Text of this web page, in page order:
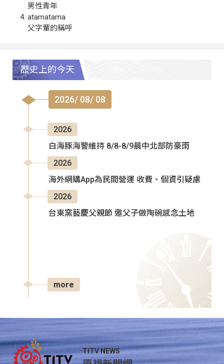
男性青年
atamatama
父字輩的稱呼
歷史上的今天
2026/ 08/ 08
2026
白海豚海警維持 8/8-8/9晨中北部防豪雨
2026
海外網購App為民間營運 收費、個資引疑慮
2026
台東窯藝慶父親節 邀父子做陶碗感念土地
more
TITV NEWS